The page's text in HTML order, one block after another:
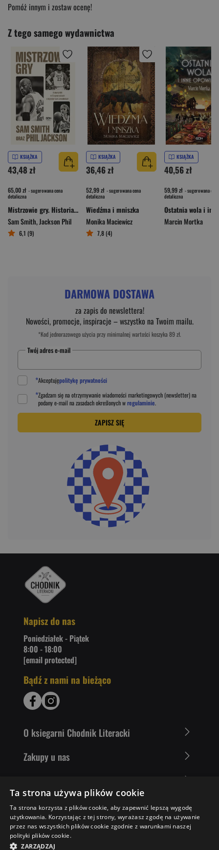
32,99 ZŁ
Pomóż innym i zostaw ocenę!
Z tego samego wydawnictwa
KSIĄŻKA
43,48 zł
65,00 zł - sugerowana cena
detaliczna
Mistrzowie gry. Historia NBA w 75 opowieściach o legendarnych zawodnikach
Sam Smith,Jackson Phil
6,1 (9)
KSIĄŻKA
36,46 zł
52,99 zł - sugerowana cena
detaliczna
Wiedźma i mniszka
Monika Maciewicz
7,8 (4)
KSIĄŻKA
40,56 zł
59,99 zł - sugerowana cena
detaliczna
Marcin Mortka
DARMOWA DOSTAWA
za zapis do newslettera!
Nowości, promocje, inspiracje – wszystko na Twoim mailu.
*Kod jednorazowego użycia przy minimalnej wartości koszyka 89 zł.
Twój adres e-mail
*Akceptujępolitykę prywatności
*Zgadzam się na otrzymywanie wiadomości marketingowych (newsletter) na
podanye-mail na zasadach określonych wregulaminie.
ZAPISZ SIĘ
Napisz do nas
Poniedziałek - Piątek
8:00 - 18:00
[email protected]
Bądź z nami na bieżąco
O ksiegarni Chodnik Literacki
Zakupy u nas
Literaci polecają
Ta strona używa plików cookie
Ta strona korzysta z plików cookie, aby zapewnić lepszą wygodę
użytkowania. Korzystając z tej strony, wyrażasz zgodę na używanie
przez nas wszystkich plików cookie zgodnie z warunkami naszej
polityki plików cookie.
ZARZĄDZAJ